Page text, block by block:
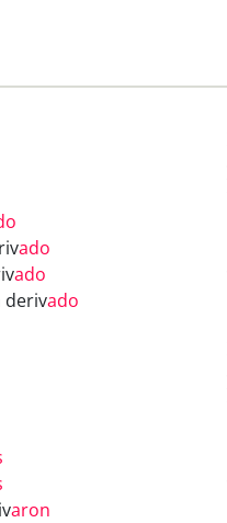
ado
ado
derivado
aron